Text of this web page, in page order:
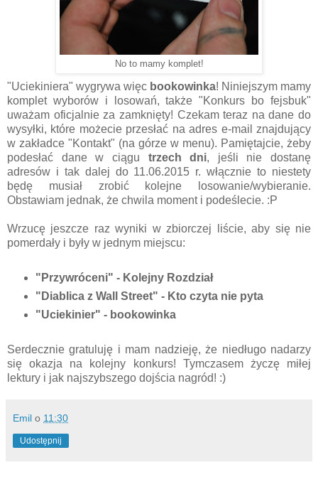
No to mamy komplet!
"Uciekiniera" wygrywa więc bookowinka! Niniejszym mamy
komplet wyborów i losowań, także "Konkurs bo fejsbuk"
uważam oficjalnie za zamknięty! Czekam teraz na dane do
wysyłki, które możecie przesłać na adres e-mail znajdujący
w zakładce "Kontakt" (na górze w menu). Pamiętajcie, żeby
podesłać dane w ciągu trzech dni, jeśli nie dostanę
adresów i tak dalej do 11.06.2015 r. włącznie to niestety
będę musiał zrobić kolejne losowanie/wybieranie.
Obstawiam jednak, że chwila moment i podeślecie. :P
Wrzucę jeszcze raz wyniki w zbiorczej liście, aby się nie
pomerdały i były w jednym miejscu:
"Przywróceni" - Kolejny Rozdział
"Diablica z Wall Street" - Kto czyta nie pyta
"Uciekinier" - bookowinka
Serdecznie gratuluję i mam nadzieję, że niedługo nadarzy
się okazja na kolejny konkurs! Tymczasem życzę miłej
lektury i jak najszybszego dojścia nagród! :)
Emil o 11:30
Udostępnij